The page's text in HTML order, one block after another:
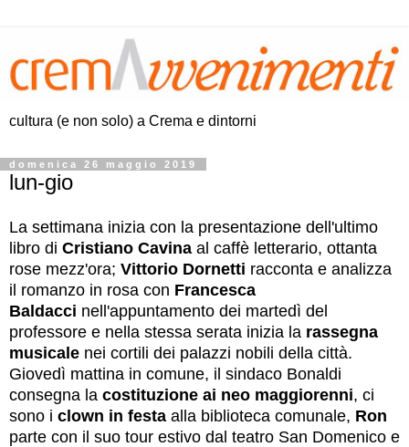
cultura (e non solo) a Crema e dintorni
domenica 26 maggio 2019
lun-gio
La settimana inizia con la presentazione dell'ultimo
libro di Cristiano Cavina al caffè letterario, ottanta
rose mezz'ora; Vittorio Dornetti racconta e analizza
il romanzo in rosa con Francesca
Baldacci nell'appuntamento dei martedì del
professore e nella stessa serata inizia la rassegna
musicale nei cortili dei palazzi nobili della città.
Giovedì mattina in comune, il sindaco Bonaldi
consegna la costituzione ai neo maggiorenni, ci
sono i clown in festa alla biblioteca comunale, Ron
parte con il suo tour estivo dal teatro San Domenico e